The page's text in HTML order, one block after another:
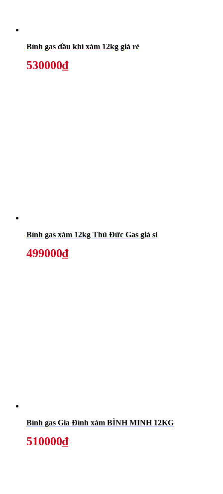
Bình gas dầu khí xám 12kg giá rẻ
530000₫
Bình gas xám 12kg Thủ Đức Gas giá sỉ
499000₫
Bình gas Gia Đình xám BÌNH MINH 12KG
510000₫